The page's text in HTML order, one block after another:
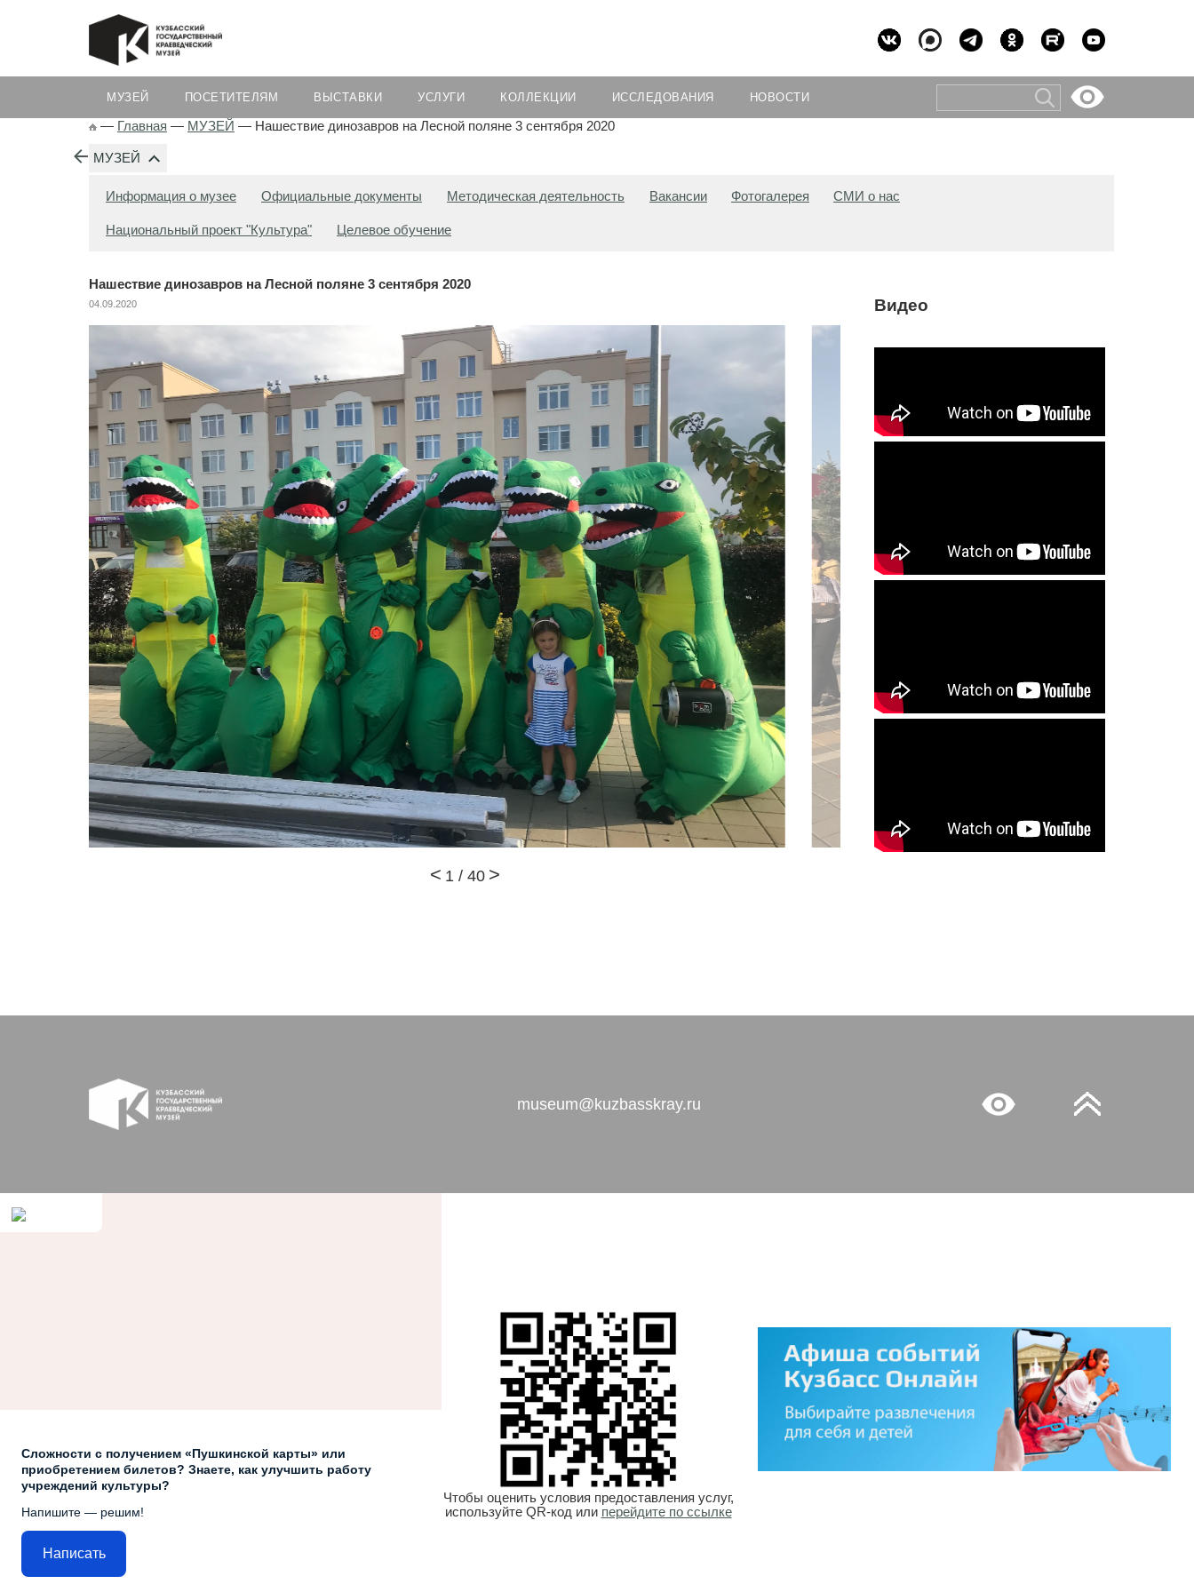
МУЗЕЙ ПОСЕТИТЕЛЯМ ВЫСТАВКИ УСЛУГИ КОЛЛЕКЦИИ ИССЛЕДОВАНИЯ НОВОСТИ
— Главная — МУЗЕЙ — Нашествие динозавров на Лесной поляне 3 сентября 2020
МУЗЕЙ
Информация о музее Официальные документы Методическая деятельность Вакансии Фотогалерея СМИ о нас
Национальный проект "Культура" Целевое обучение
Нашествие динозавров на Лесной поляне 3 сентября 2020
04.09.2020
1/ 40
Видео
museum@kuzbasskray.ru
Сложности с получением «Пушкинской карты» или
приобретением билетов? Знаете, как улучшить работу
учреждений культуры?
Напишите — решим!
Написать
Чтобы оценить условия предоставления услуг,
используйте QR-код или перейдите по ссылке